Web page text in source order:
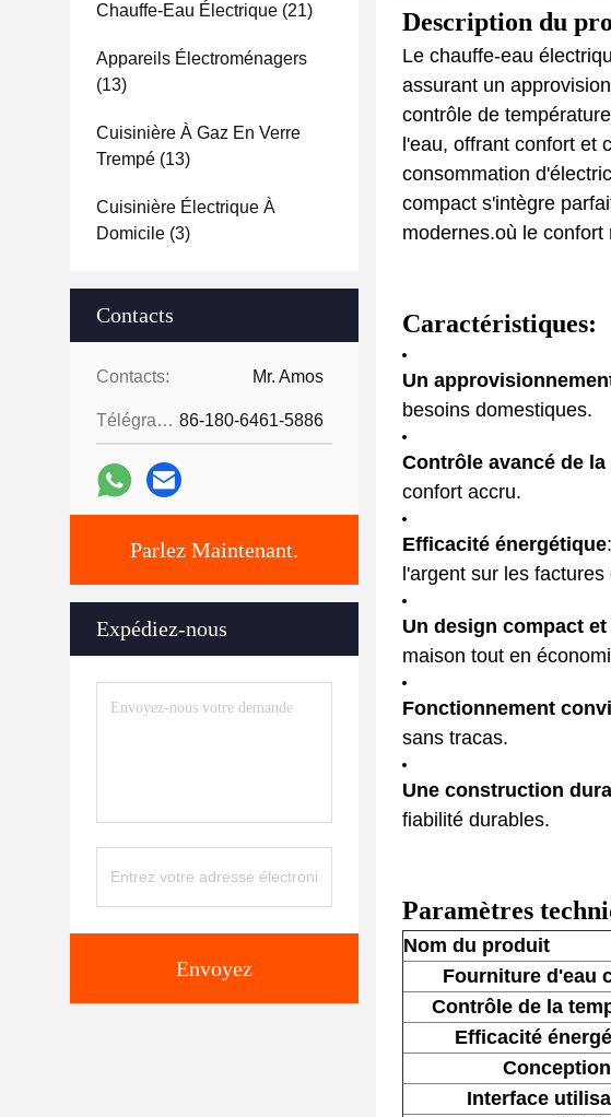
Chauffe-Eau Électrique (21)
Appareils Électroménagers
(13)
Cuisinière À Gaz En Verre
Trempé (13)
Cuisinière Électrique À
Domicile (3)
Contacts
Contacts: Mr. Amos
Télégramme: 86-180-6461-5886
Parlez Maintenant.
Expédiez-nous
Envoyez
Description du
Le chauffe-eau
assurant un
contrôle de
l'eau, offrant confort et
consommation
compact s'intègre
modernes.où le confort
Caractéristiques:
Un
besoins domestiques.
Contrôle avancé de
confort accru.
Efficacité énergétique
l'argent sur les
Un design compact
maison tout en
Fonctionnement
sans tracas.
Une construction
fiabilité durables.
Paramètres
Nom du produit
Fourniture d'eau
Contrôle de la
Efficacité
Conception
Interface